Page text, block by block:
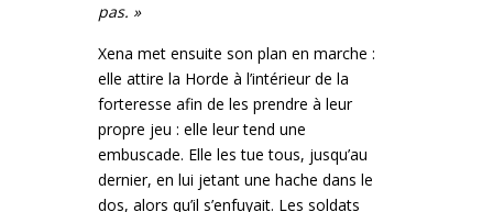
pas. »
Xena met ensuite son plan en marche :
elle attire la Horde à l’intérieur de la
forteresse afin de les prendre à leur
propre jeu : elle leur tend une
embuscade. Elle les tue tous, jusqu’au
dernier, en lui jetant une hache dans le
dos, alors qu’il s’enfuyait. Les soldats